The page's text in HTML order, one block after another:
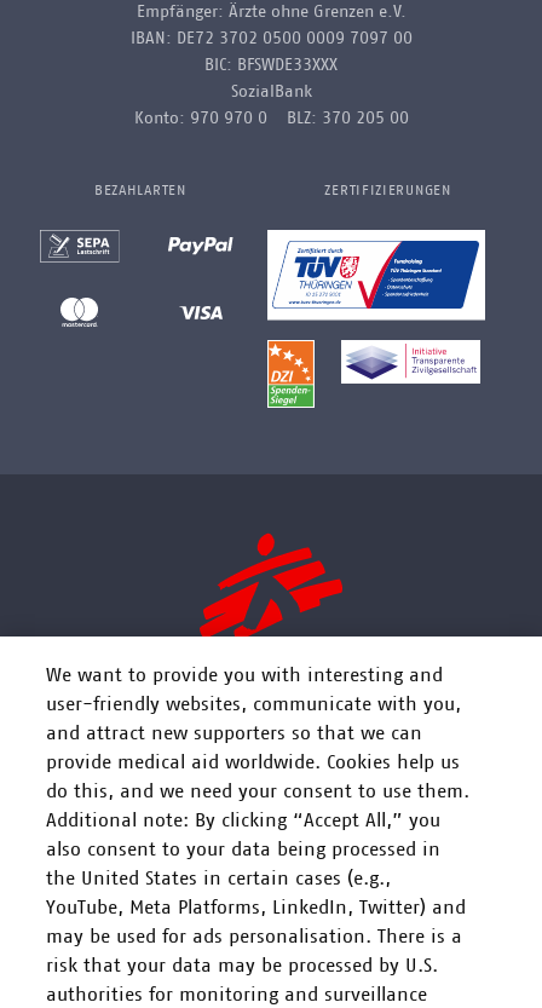
Empfänger: Ärzte ohne Grenzen e.V.
IBAN: DE72 3702 0500 0009 7097 00
BIC: BFSWDE33XXX
SozialBank
Konto: 970 970 0 BLZ: 370 205 00
BEZAHLARTEN ZERTIFIZIERUNGEN
FOLGEN SIE UNS
Mitarbeiten
Spenden
We want to provide you with interesting and
user-friendly websites, communicate with you,
and attract new supporters so that we can
provide medical aid worldwide. Cookies help us
do this, and we need your consent to use them.
Additional note: By clicking “Accept All,” you
also consent to your data being processed in
the United States in certain cases (e.g.,
YouTube, Meta Platforms, LinkedIn, Twitter) and
may be used for ads personalisation. There is a
risk that your data may be processed by U.S.
authorities for monitoring and surveillance